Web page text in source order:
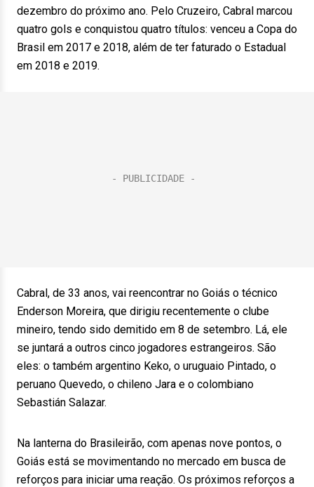
dezembro do próximo ano. Pelo Cruzeiro, Cabral marcou
quatro gols e conquistou quatro títulos: venceu a Copa do
Brasil em 2017 e 2018, além de ter faturado o Estadual
em 2018 e 2019.
Cabral, de 33 anos, vai reencontrar no Goiás o técnico
Enderson Moreira, que dirigiu recentemente o clube
mineiro, tendo sido demitido em 8 de setembro. Lá, ele
se juntará a outros cinco jogadores estrangeiros. São
eles: o também argentino Keko, o uruguaio Pintado, o
peruano Quevedo, o chileno Jara e o colombiano
Sebastián Salazar.
Na lanterna do Brasileirão, com apenas nove pontos, o
Goiás está se movimentando no mercado em busca de
reforços para iniciar uma reação. Os próximos reforços a